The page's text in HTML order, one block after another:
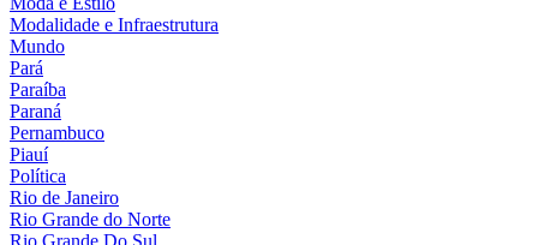
Modalidade e Infraestrutura
Mundo
Pará
Paraíba
Paraná
Pernambuco
Piauí
Política
Rio de Janeiro
Rio Grande do Norte
Rio Grande Do Sul